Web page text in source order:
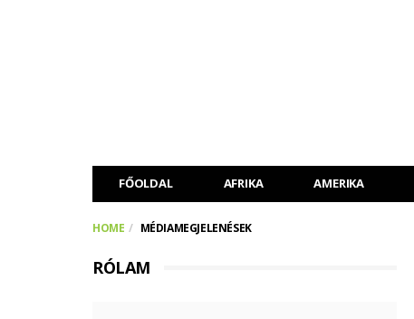
FŐOLDAL AFRIKA AMERIKA
HOME MÉDIAMEGJELENÉSEK
RÓLAM